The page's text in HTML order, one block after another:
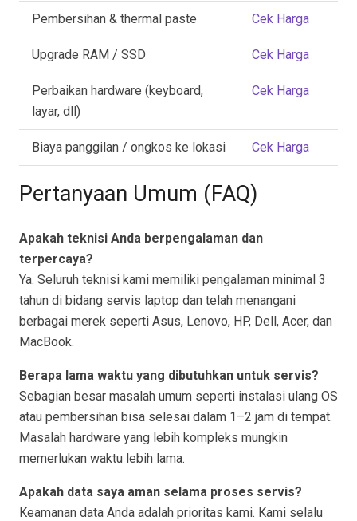
Pembersihan & thermal paste Cek Harga
Upgrade RAM / SSD Cek Harga
Perbaikan hardware (keyboard,
layar, dll)
Cek Harga
Biaya panggilan / ongkos ke lokasi Cek Harga
Pertanyaan Umum (FAQ)
Apakah teknisi Anda berpengalaman dan
terpercaya?
Ya. Seluruh teknisi kami memiliki pengalaman minimal 3
tahun di bidang servis laptop dan telah menangani
berbagai merek seperti Asus, Lenovo, HP, Dell, Acer, dan
MacBook.
Berapa lama waktu yang dibutuhkan untuk servis?
Sebagian besar masalah umum seperti instalasi ulang OS
atau pembersihan bisa selesai dalam 1–2 jam di tempat.
Masalah hardware yang lebih kompleks mungkin
memerlukan waktu lebih lama.
Apakah data saya aman selama proses servis?
Keamanan data Anda adalah prioritas kami. Kami selalu